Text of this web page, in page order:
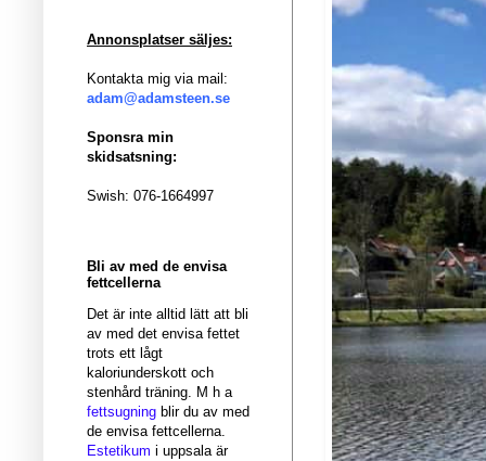
Annonsplatser säljes:
Kontakta mig via mail:
adam@adamsteen.se
Sponsra min
skidsatsning:
Swish: 076-1664997
Bli av med de envisa
fettcellerna
Det är inte alltid lätt att bli
av med det envisa fettet
trots ett lågt
kaloriunderskott och
stenhård träning. M h a
fettsugning blir du av med
de envisa fettcellerna.
Estetikum i uppsala är